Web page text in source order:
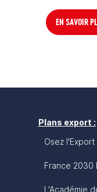
EN SAVOIR
Plans export :
Osez l'Export
France 2030
L'Académie